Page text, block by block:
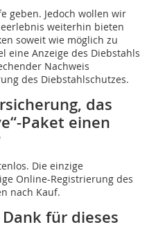
geben. Jedoch wollen wir
weiterhin bieten
soweit wie möglich zu
eine Anzeige des Diebstahls
Nachweis
des Diebstahlschutzes.
das
Paket einen
Die einzige
Online-Registrierung des
nach Kauf.
für dieses